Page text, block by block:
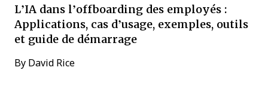
L’IA dans l’offboarding des employés :
Applications, cas d’usage, exemples, outils
et guide de démarrage
By David Rice